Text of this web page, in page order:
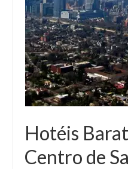
Hotéis
Centro de